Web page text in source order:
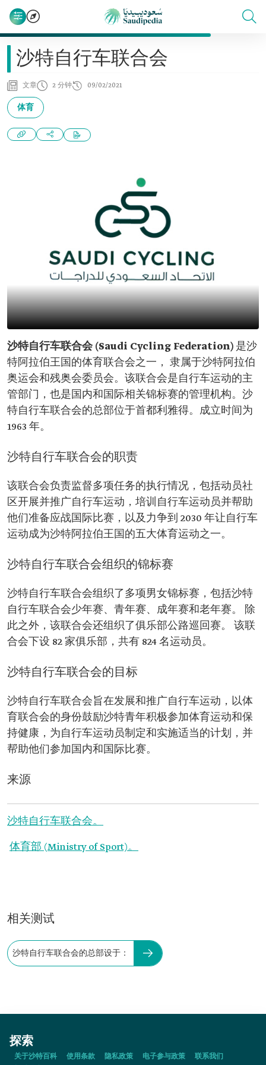
沙特自行车联合会
文章 2 分钟 09/02/2021
体育
沙特自行车联合会 (Saudi Cycling Federation) 是沙
特阿拉伯王国的体育联合会之一， 隶属于沙特阿拉伯
奥运会和残奥会委员会。该联合会是自行车运动的主
管部门，也是国内和国际相关锦标赛的管理机构。沙
特自行车联合会的总部位于首都利雅得。成立时间为
1963 年。
沙特自行车联合会的职责
该联合会负责监督多项任务的执行情况，包括动员社
区开展并推广自行车运动，培训自行车运动员并帮助
他们准备应战国际比赛，以及力争到 2030 年让自行车
运动成为沙特阿拉伯王国的五大体育运动之一。
沙特自行车联合会组织的锦标赛
沙特自行车联合会组织了多项男女锦标赛，包括沙特
自行车联合会少年赛、青年赛、成年赛和老年赛。 除
此之外，该联合会还组织了俱乐部公路巡回赛。 该联
合会下设 82 家俱乐部，共有 824 名运动员。
沙特自行车联合会的目标
沙特自行车联合会旨在发展和推广自行车运动，以体
育联合会的身份鼓励沙特青年积极参加体育运动和保
持健康，为自行车运动员制定和实施适当的计划，并
帮助他们参加国内和国际比赛。
来源
沙特自行车联合会。
体育部 (Ministry of Sport)。
相关测试
沙特自行车联合会的总部设于：
探索
关于沙特百科 使用条款 隐私政策 电子参与政策 联系我们